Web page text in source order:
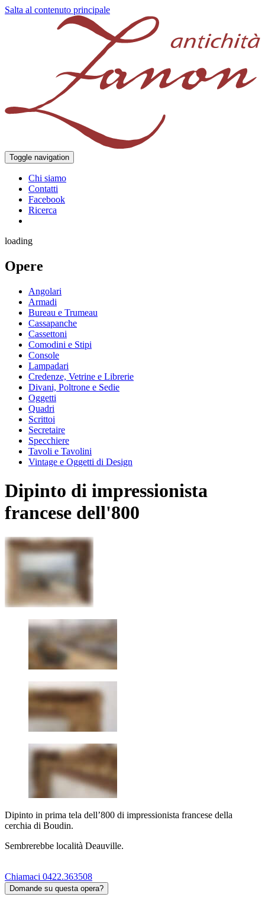
Salta al contenuto principale
Toggle navigation
Chi siamo
Contatti
Facebook
Ricerca
loading
Opere
Angolari
Armadi
Bureau e Trumeau
Cassapanche
Cassettoni
Comodini e Stipi
Console
Lampadari
Credenze, Vetrine e Librerie
Divani, Poltrone e Sedie
Oggetti
Quadri
Scrittoi
Secretaire
Specchiere
Tavoli e Tavolini
Vintage e Oggetti di Design
Dipinto di impressionista
francese dell'800
Dipinto in prima tela dell’800 di impressionista francese della
cerchia di Boudin.
Sembrerebbe località Deauville.
Chiamaci 0422.363508
Domande su questa opera?